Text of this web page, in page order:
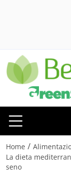
Home /
La dieta
seno